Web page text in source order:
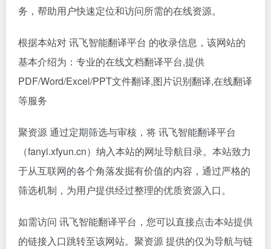
务，帮助用户快速定位和访问所需的在线资源。
根据本站对 讯飞智能翻译平台 的收录信息，该网站的
基本介绍为：专业的在线文档翻译平台,提供
PDF/Word/Excel/PPT文件翻译,图片识别翻译,在线翻译
等服务
聚资源 通过定期筛选与审核，将 讯飞智能翻译平台
（fanyi.xfyun.cn）纳入本站的网址导航目录。本站致力
于从互联网的各个角落发掘有价值的内容，通过严格的
筛选机制，为用户提供经过整理的优质资源入口。
如需访问 讯飞智能翻译平台，您可以直接点击本站提供
的链接入口跳转至该网站。聚资源 提供的仅为导航与链